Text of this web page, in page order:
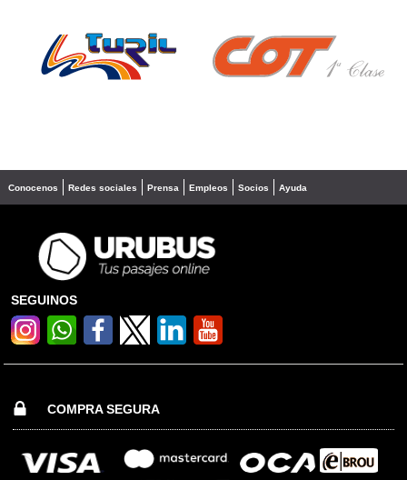
❮ ❯
Conocenos Redes sociales Prensa Empleos Socios Ayuda
SEGUINOS
COMPRA SEGURA